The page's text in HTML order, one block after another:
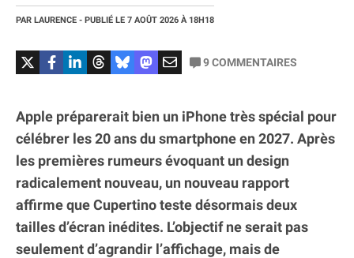
PAR LAURENCE - PUBLIÉ LE 7 AOÛT 2026 À 18H18
9COMMENTAIRES
Apple préparerait bien un iPhone très spécial pour
célébrer les 20 ans du smartphone en 2027. Après
les premières rumeurs évoquant un design
radicalement nouveau, un nouveau rapport
affirme que Cupertino teste désormais deux
tailles d’écran inédites. L’objectif ne serait pas
seulement d’agrandir l’affichage, mais de